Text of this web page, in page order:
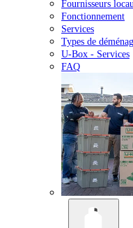
Fournisseurs
Fonctionnement
Services
Types de
U-Box - Services
FAQ